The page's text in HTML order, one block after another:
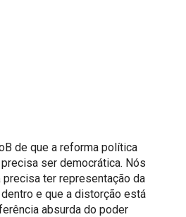
de que a reforma política
ser democrática. Nós
ter representação da
e que a distorção está
absurda do poder